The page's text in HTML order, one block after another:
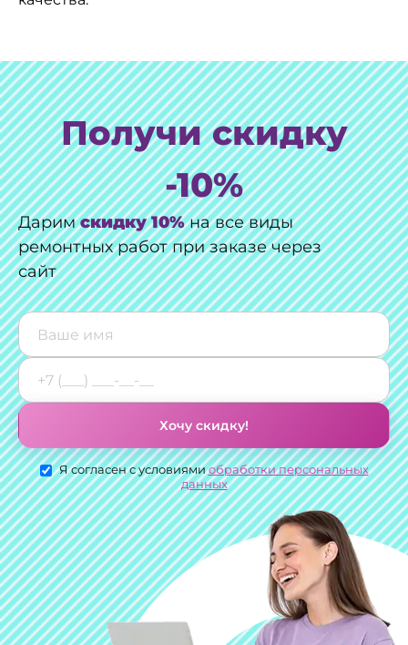
Получи скидку
-10%
Даримскидку 10%на все виды
ремонтных работ при заказе через
сайт
Хочу скидку!
Я согласен с условиямиобработки персональных
данных